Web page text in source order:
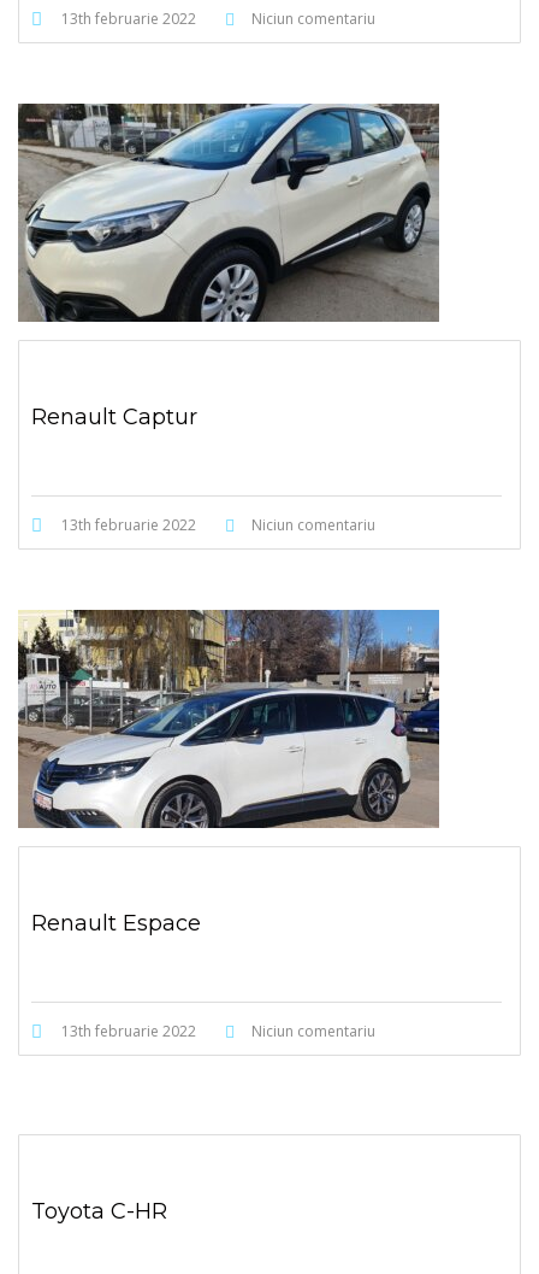
13th februarie 2022 Niciun comentariu
Renault Captur
13th februarie 2022 Niciun comentariu
Renault Espace
13th februarie 2022 Niciun comentariu
Toyota C-HR